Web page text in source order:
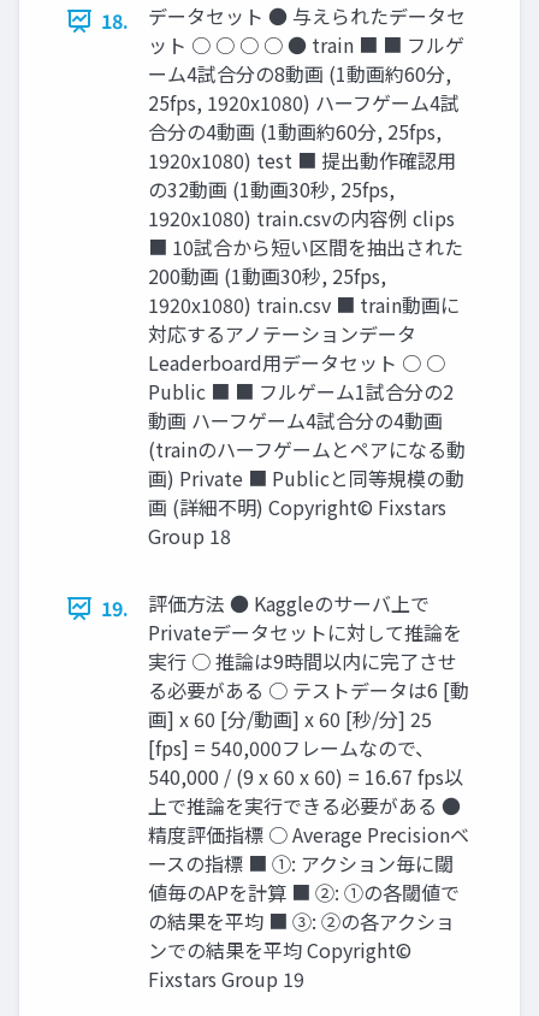
18.
データセット ● 与えられたデータセ
ット ○ ○ ○ ○ ● train ■ ■ フルゲ
ーム4試合分の8動画 (1動画約60分,
25fps, 1920x1080) ハーフゲーム4試
合分の4動画 (1動画約60分, 25fps,
1920x1080) test ■ 提出動作確認用
の32動画 (1動画30秒, 25fps,
1920x1080) train.csvの内容例 clips
■ 10試合から短い区間を抽出された
200動画 (1動画30秒, 25fps,
1920x1080) train.csv ■ train動画に
対応するアノテーションデータ
Leaderboard用データセット ○ ○
Public ■ ■ フルゲーム1試合分の2
動画 ハーフゲーム4試合分の4動画
(trainのハーフゲームとペアになる動
画) Private ■ Publicと同等規模の動
画 (詳細不明) Copyright© Fixstars
Group 18
19.
評価方法 ● Kaggleのサーバ上で
Privateデータセットに対して推論を
実行 ○ 推論は9時間以内に完了させ
る必要がある ○ テストデータは6 [動
画] x 60 [分/動画] x 60 [秒/分] 25
[fps] = 540,000フレームなので、
540,000 / (9 x 60 x 60) = 16.67 fps以
上で推論を実行できる必要がある ●
精度評価指標 ○ Average Precisionベ
ースの指標 ■ ①: アクション毎に閾
値毎のAPを計算 ■ ②: ①の各閾値で
の結果を平均 ■ ③: ②の各アクショ
ンでの結果を平均 Copyright©
Fixstars Group 19